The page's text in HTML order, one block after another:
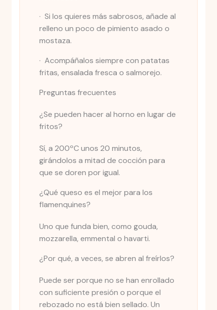
· Si los quieres más sabrosos, añade al
relleno un poco de pimiento asado o
mostaza.
· Acompáñalos siempre con patatas
fritas, ensalada fresca o salmorejo.
Preguntas frecuentes
¿Se pueden hacer al horno en lugar de
fritos?
Sí, a 200ºC unos 20 minutos,
girándolos a mitad de cocción para
que se doren por igual.
¿Qué queso es el mejor para los
flamenquines?
Uno que funda bien, como gouda,
mozzarella, emmental o havarti.
¿Por qué, a veces, se abren al freírlos?
Puede ser porque no se han enrollado
con suficiente presión o porque el
rebozado no está bien sellado. Un